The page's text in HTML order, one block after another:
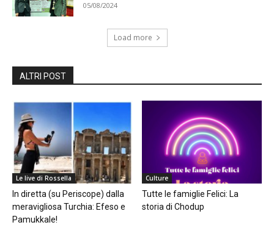
05/08/2024
Load more
ALTRI POST
Le live di Rossella
In diretta (su Periscope) dalla
meravigliosa Turchia: Efeso e
Pamukkale!
Culture
Tutte le famiglie Felici: La
storia di Chodup